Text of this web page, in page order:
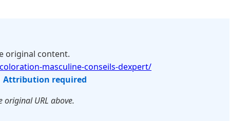
original content.
masculine-conseils-dexpert/
Attribution required
URL above.